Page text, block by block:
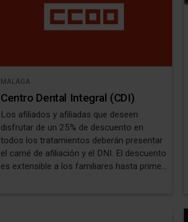
MALAGA
Centro Dental Integral (CDI)
Los afiliados y afiliadas que deseen
disfrutar de un 25% de descuento en
todos los tratamientos deberán presentar
el carné de afiliación y el DNI. El descuento
es extensible a los familiares hasta primer